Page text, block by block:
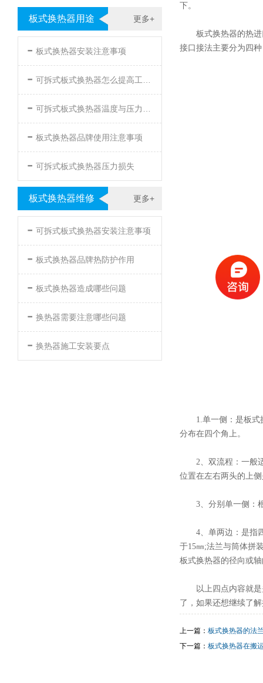
更多+
板式换热器用途
- 板式换热器安装注意事项
- 可拆式板式换热器怎么提高工作效率
- 可拆式板式换热器温度与压力的要求
- 板式换热器品牌使用注意事项
- 可拆式板式换热器压力损失
更多+
板式换热器维修
- 可拆式板式换热器安装注意事项
- 板式换热器品牌热防护作用
- 板式换热器造成哪些问题
- 换热器需要注意哪些问题
- 换热器施工安装要点
下。
板式换热器的热
接口接法主要分为四
1.单一侧：是板
分布在四个角上。
2、双流程：一般
位置在左右两头的上
3、分别单一侧：
4、单两边：是指
于15㎜;法兰与筒体拼
板式换热器的径向或
以上四点内容就
了，如果还想继续了
上一篇： 板式换热器的法
下一篇： 板式换热器在搬